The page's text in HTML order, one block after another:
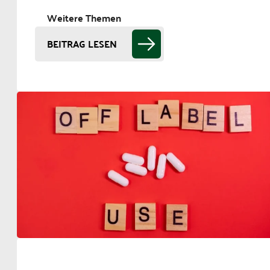
Weitere Themen
BEITRAG LESEN